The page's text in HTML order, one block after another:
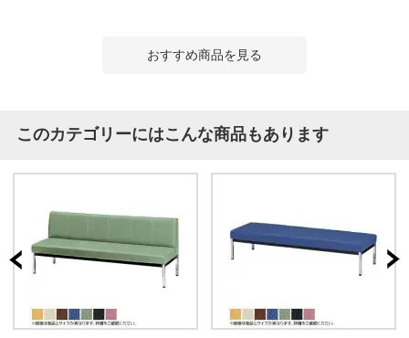
おすすめ商品を見る
このカテゴリーにはこんな商品もあります